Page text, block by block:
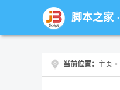
脚本之家·
当前位置： 主页 >